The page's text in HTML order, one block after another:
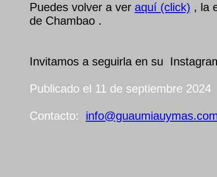
Puedes volver a ver aquí (click) , la
de Chambao .
Invitamos a seguirla en su
Publicado el 11 de septiembre 2024
Contacto: